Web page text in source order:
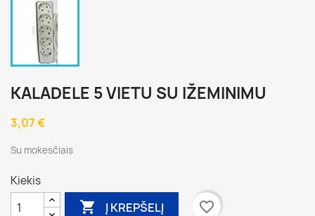
KALADELE 5 VIETU SU IŽEMINIMU
3,07 €
Su mokesčiais
Kiekis
 Į KREPŠELĮ favorite_border